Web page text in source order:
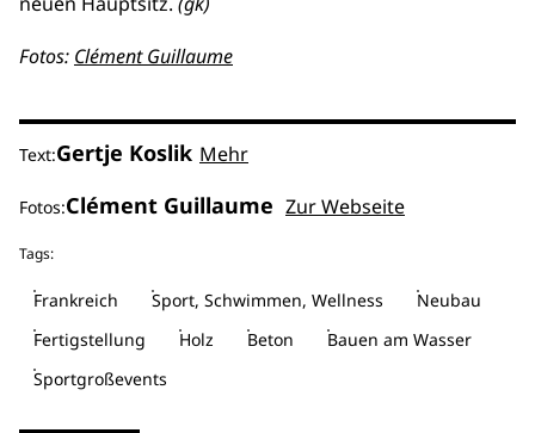
Fotos: Clément Guillaume
Text:Gertje Koslik Mehr
Fotos:Clément Guillaume Zur Webseite
Tags:
Frankreich Sport, Schwimmen, Wellness
Neubau
Fertigstellung
Holz Beton
Bauen am Wasser
Sportgroßevents